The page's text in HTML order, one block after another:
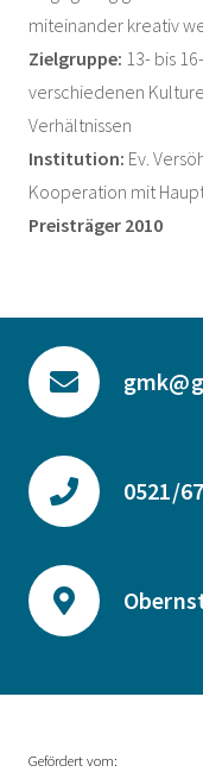
miteinander kreativ
Zielgruppe: 13- bis
verschiedenen
Verhältnissen
Institution: Ev.
Kooperation mit
Preisträger 2010
0521/
Gefördert vom: